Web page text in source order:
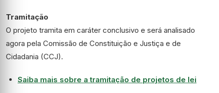
Tramitação
O projeto tramita em caráter conclusivo e será analisado
agora pela Comissão de Constituição e Justiça e de
Cidadania (CCJ).
Saiba mais sobre a tramitação de projetos de lei